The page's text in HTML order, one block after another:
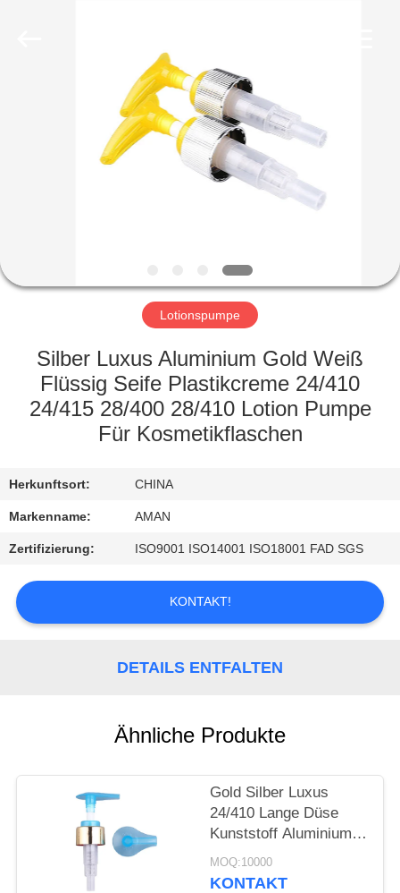
PRODUKTE
VR-
SHOW
ÜBER
UNS
WERKSBESICHTIGUNG
QUALITÄTSKONTROLLE
KONTAKT
MIT
UNS
NACHRICHT
ANGEBOT
ANFORDERN
SITEMAP
Lotionspumpe
Silber Luxus Aluminium Gold Weiß
Flüssig Seife Plastikcreme 24/410
24/415 28/400 28/410 Lotion Pumpe
Für Kosmetikflaschen
Herkunftsort: CHINA
Markenname: AMAN
Zertifizierung: ISO9001 ISO14001 ISO18001 FAD SGS
KONTAKT!
DETAILS ENTFALTEN
Ähnliche Produkte
Gold Silber Luxus
24/410 Lange Düse
Kunststoff Aluminium
Creme Lotion Pumpe
MOQ:10000
KONTAKT